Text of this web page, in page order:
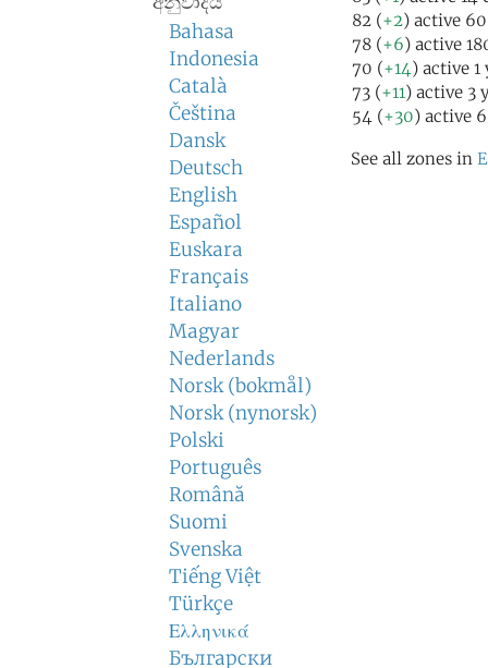
Bahasa
Indonesia
Català
Čeština
Dansk
Deutsch
English
Español
Euskara
Français
Italiano
Magyar
Nederlands
Norsk (bokmål)
Norsk (nynorsk)
Polski
Português
Română
Suomi
Svenska
Tiếng Việt
Türkçe
Ελληνικά
Български
82 (+2) active
78 (+6) active
70 (+14) active 1
73 (+11) active 3
54 (+30) active
See all zones in